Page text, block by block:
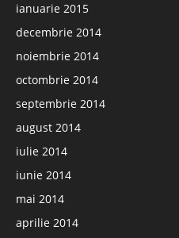
ianuarie 2015
decembrie 2014
noiembrie 2014
octombrie 2014
septembrie 2014
august 2014
iulie 2014
iunie 2014
mai 2014
aprilie 2014